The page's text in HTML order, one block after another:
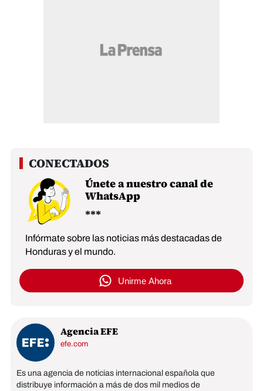
Únete a nuestro canal de
WhatsApp
Infórmate sobre las noticias más destacadas de
Honduras y el mundo.
Unirme Ahora
Agencia EFE
efe.com
Es una agencia de noticias internacional española que
distribuye información a más de dos mil medios de